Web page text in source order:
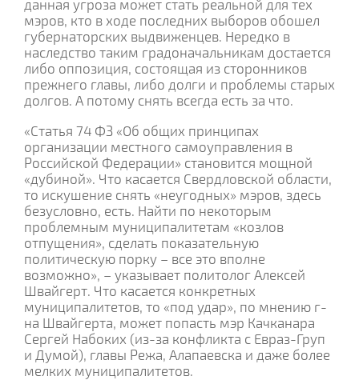
данная угроза может стать реальной для тех
мэров, кто в ходе последних выборов обошел
губернаторских выдвиженцев. Нередко в
наследство таким градоначальникам достается
либо оппозиция, состоящая из сторонников
прежнего главы, либо долги и проблемы старых
долгов. А потому снять всегда есть за что.
«Статья 74 ФЗ «Об общих принципах
организации местного самоуправления в
Российской Федерации» становится мощной
«дубиной». Что касается Свердловской области,
то искушение снять «неугодных» мэров, здесь
безусловно, есть. Найти по некоторым
проблемным муниципалитетам «козлов
отпущения», сделать показательную
политическую порку – все это вполне
возможно», – указывает политолог Алексей
Швайгерт. Что касается конкретных
муниципалитетов, то «под удар», по мнению г-
на Швайгерта, может попасть мэр Качканара
Сергей Набоких (из-за конфликта с Евраз-Груп
и Думой), главы Режа, Алапаевска и даже более
мелких муниципалитетов.